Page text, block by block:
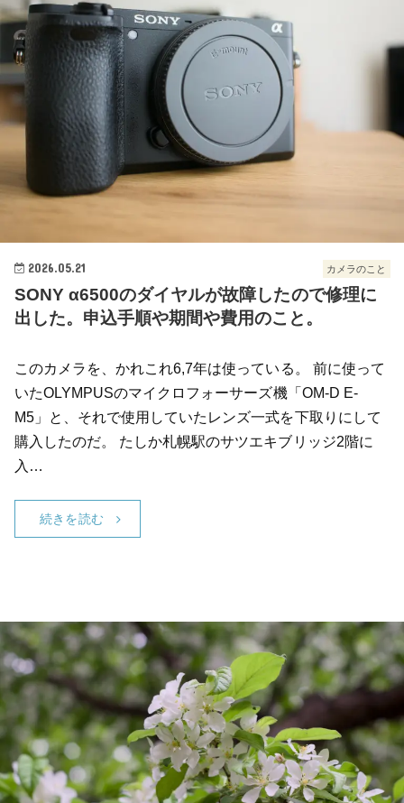
2026.05.21 カメラのこと
SONY α6500のダイヤルが故障したので修理に
出した。申込手順や期間や費用のこと。
このカメラを、かれこれ6,7年は使っている。 前に使って
いたOLYMPUSのマイクロフォーサーズ機「OM-D E-
M5」と、それで使用していたレンズ一式を下取りにして
購入したのだ。 たしか札幌駅のサツエキブリッジ2階に
入…
続きを読む